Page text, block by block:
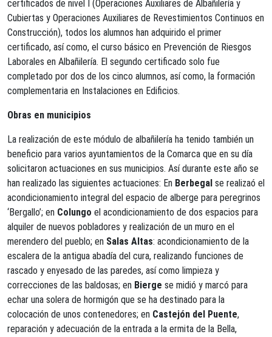
certificados de nivel I (Operaciones Auxiliares de Albañilería y
Cubiertas y Operaciones Auxiliares de Revestimientos Continuos en
Construcción), todos los alumnos han adquirido el primer
certificado, así como, el curso básico en Prevención de Riesgos
Laborales en Albañilería. El segundo certificado solo fue
completado por dos de los cinco alumnos, así como, la formación
complementaria en Instalaciones en Edificios.
Obras en municipios
La realización de este módulo de albañilería ha tenido también un
beneficio para varios ayuntamientos de la Comarca que en su día
solicitaron actuaciones en sus municipios. Así durante este año se
han realizado las siguientes actuaciones: En Berbegal se realizaó el
acondicionamiento integral del espacio de alberge para peregrinos
‘Bergallo’; en Colungo el acondicionamiento de dos espacios para
alquiler de nuevos pobladores y realización de un muro en el
merendero del pueblo; en Salas Altas: acondicionamiento de la
escalera de la antigua abadía del cura, realizando funciones de
rascado y enyesado de las paredes, así como limpieza y
correcciones de las baldosas; en Bierge se midió y marcó para
echar una solera de hormigón que se ha destinado para la
colocación de unos contenedores; en Castejón del Puente,
reparación y adecuación de la entrada a la ermita de la Bella,